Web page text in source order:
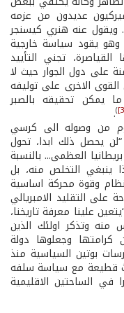
عديدون من عزمه
ويقول عنه هنري كيسنجر
“خرج من عالم الشرطة السرية (000) وهو يقود سياسة خارجية
تجني التأييد
على دول الجوار حيث لا
الاخرى على توليفه
يمكن تحقيقه بالصبر
)
.
1999 اي قبل يوم من وصوله الى كرسي
يحصل ذلك ابدا، تحول
العظمى... بالنسبة
ينبغي التخلص منه، بل
وقوة محركة اساسية
على التقليد الامبريالي
في خطاب التنصيب في ايار 2000 “يتعين علينا معرفة تاريخنا،
وتذكر اولئك الذين
كرامتها وجعلوها دولة
بوتين السياسية منذ
قطيعة مع سياسة سلفه
في الساحتين الاقليمية